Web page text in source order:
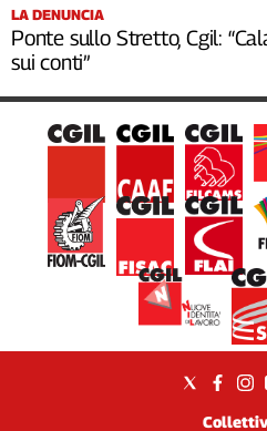
LA DENUNCIA
Ponte sullo Stretto, Cgil:
sui conti”